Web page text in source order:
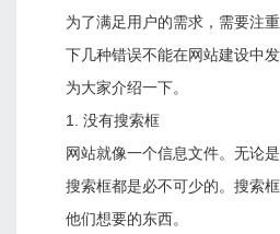
为了满足用户的需求，需要注
下几种错误不能在网站建设中
为大家介绍一下。
1. 没有搜索框
网站就像一个信息文件。无论
搜索框都是必不可少的。搜索
他们想要的东西。